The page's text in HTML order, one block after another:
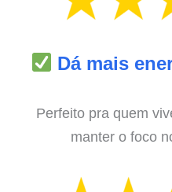
Dá mais
Perfeito pra quem
manter o foco